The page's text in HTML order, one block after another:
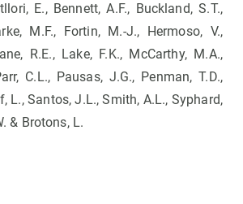
E., Bennett, A.F., Buckland, S.T.,
M.F., Fortin, M.-J., Hermoso, V.,
R.E., Lake, F.K., McCarthy, M.A.,
C.L., Pausas, J.G., Penman, T.D.,
L., Santos, J.L., Smith, A.L., Syphard,
& Brotons, L.